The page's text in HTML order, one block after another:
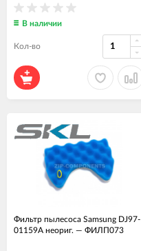
В наличии
Кол-во
Фильтр пылесоса Samsung DJ97-
01159A неориг. — ФИЛП073